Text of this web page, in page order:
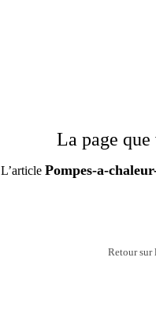
La page
L’article Pompes-a-
Retour sur